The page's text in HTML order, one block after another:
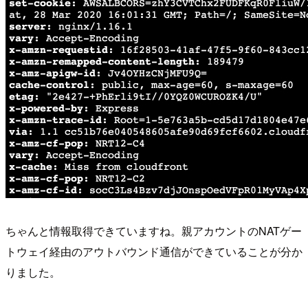
ちゃんと情報取得できていますね。親アカウントのNATゲー
トウェイ経由のアウトバウンド通信ができていることが分か
りました。